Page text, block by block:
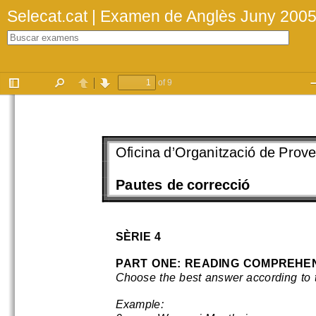
Selecat.cat | Examen de Anglès Juny 2005